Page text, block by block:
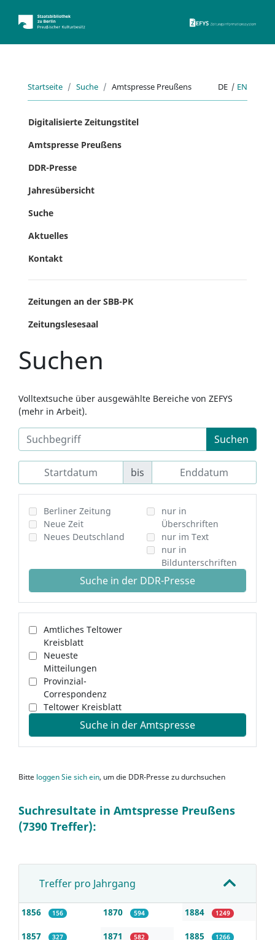
Startseite Suche Amtspresse Preußens DE | EN
Digitalisierte Zeitungstitel
Amtspresse Preußens
DDR-Presse
Jahresübersicht
Suche
Aktuelles
Kontakt
Zeitungen an der SBB-PK
Zeitungslesesaal
Suchen
Volltextsuche über ausgewählte Bereiche von ZEFYS
(mehr in Arbeit).
Suchen
bis
Berliner Zeitung
Neue Zeit
Neues Deutschland
nur in
Überschriften
nur im Text
nur in
Bildunterschriften
Suche in der DDR-Presse
Amtliches Teltower
Kreisblatt
Neueste
Mitteilungen
Provinzial-
Correspondenz
Teltower Kreisblatt
Suche in der Amtspresse
Bitte loggen Sie sich ein, um die DDR-Presse zu durchsuchen
Suchresultate in Amtspresse Preußens
(7390 Treffer):
Treffer pro Jahrgang
1856 156
1857 327
1870 594
1871 582
1884 1249
1885 1266